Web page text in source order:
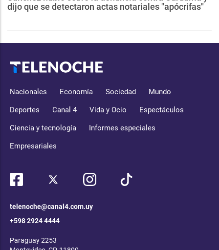
dijo que se detectaron actas notariales "apócrifas"
Nacionales Economía Sociedad Mundo
Deportes Canal 4 Vida y Ocio Espectáculos
Ciencia y tecnología Informes especiales
Empresariales
telenoche@canal4.com.uy
+598 2924 4444
Paraguay 2253